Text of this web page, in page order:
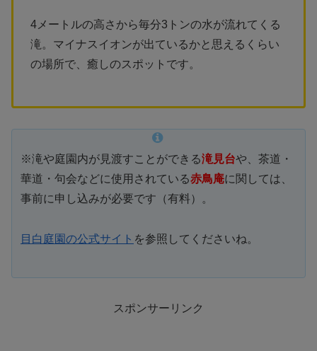
4メートルの高さから毎分3トンの水が流れてくる
滝。マイナスイオンが出ているかと思えるくらい
の場所で、癒しのスポットです。
※滝や庭園内が見渡すことができる滝見台や、茶道・
華道・句会などに使用されている赤鳥庵に関しては、
事前に申し込みが必要です（有料）。
目白庭園の公式サイト を参照してくださいね。
スポンサーリンク